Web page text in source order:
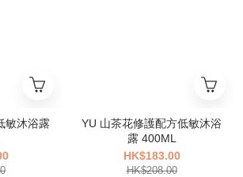
敏沐浴露
YU 山茶花修護配方低敏沐浴
露 400ML
HK$183.00
HK$208.00